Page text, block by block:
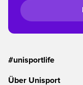
#unisportlife
Über Unisport